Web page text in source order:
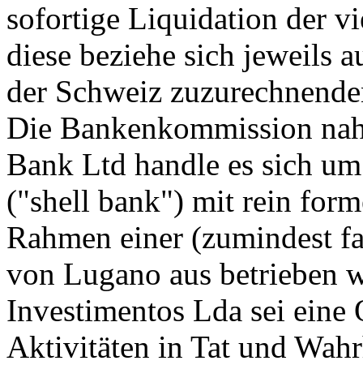
sofortige Liquidation der
diese beziehe sich jeweils
der Schweiz
Die Bankenkommission
Bank Ltd handle es sich
("shell bank") mit rein
Rahmen einer (zumindest
von Lugano aus betrieben
Investimentos Lda sei eine
Aktivitäten in Tat und